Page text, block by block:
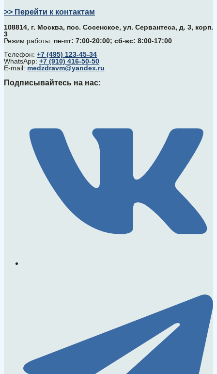
>> Перейти к контактам
108814, г. Москва, поc. Сосенское, ул. Сервантеса, д. 3, корп.
3
Режим работы: пн-пт: 7:00-20:00; сб-вс: 8:00-17:00
Телефон: +7 (495) 123-45-34
WhatsApp: +7 (910) 416-50-50
E-mail: medzdravm@yandex.ru
Подписывайтесь на нас: